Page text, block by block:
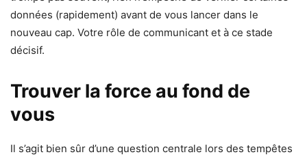
données (rapidement) avant de vous lancer dans le
nouveau cap. Votre rôle de communicant et à ce stade
décisif.
Trouver la force au fond de
vous
Il s’agit bien sûr d’une question centrale lors des tempêtes